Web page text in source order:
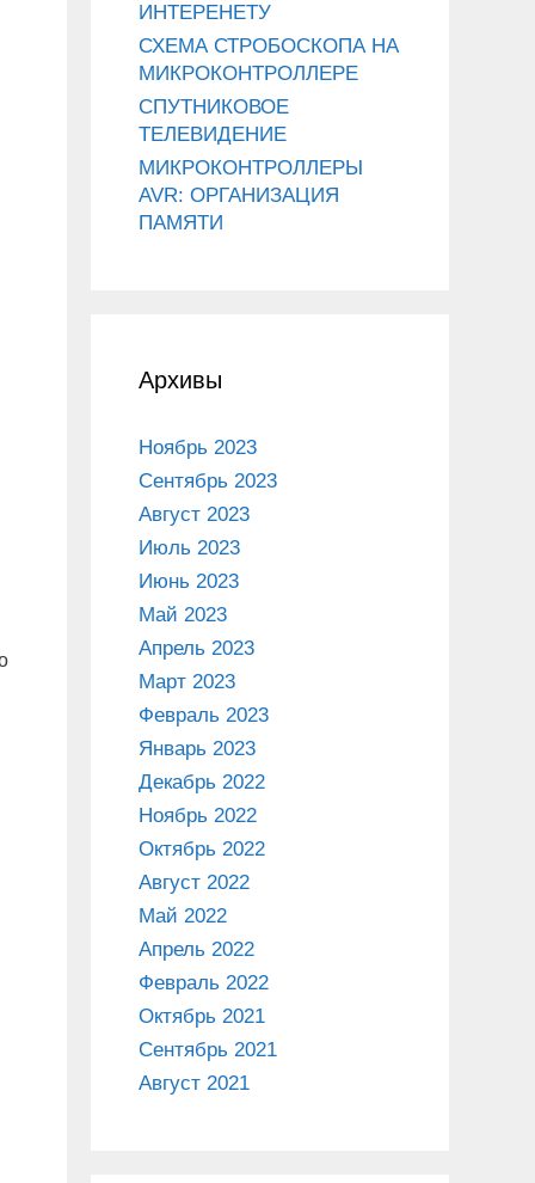
ИНТЕРЕНЕТУ
СХЕМА СТРОБОСКОПА НА
МИКРОКОНТРОЛЛЕРЕ
СПУТНИКОВОЕ
ТЕЛЕВИДЕНИЕ
МИКРОКОНТРОЛЛЕРЫ
AVR: ОРГАНИЗАЦИЯ
ПАМЯТИ
Архивы
Ноябрь 2023
Сентябрь 2023
Август 2023
Июль 2023
Июнь 2023
Май 2023
Апрель 2023
Март 2023
Февраль 2023
Январь 2023
Декабрь 2022
Ноябрь 2022
Октябрь 2022
Август 2022
Май 2022
Апрель 2022
Февраль 2022
Октябрь 2021
Сентябрь 2021
Август 2021